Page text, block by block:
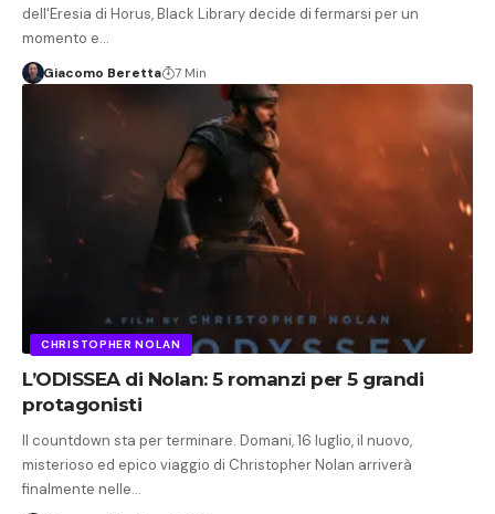
dell'Eresia di Horus, Black Library decide di fermarsi per un
momento e…
Giacomo Beretta 7 Min
CHRISTOPHER NOLAN
L’ODISSEA di Nolan: 5 romanzi per 5 grandi
protagonisti
Il countdown sta per terminare. Domani, 16 luglio, il nuovo,
misterioso ed epico viaggio di Christopher Nolan arriverà
finalmente nelle…